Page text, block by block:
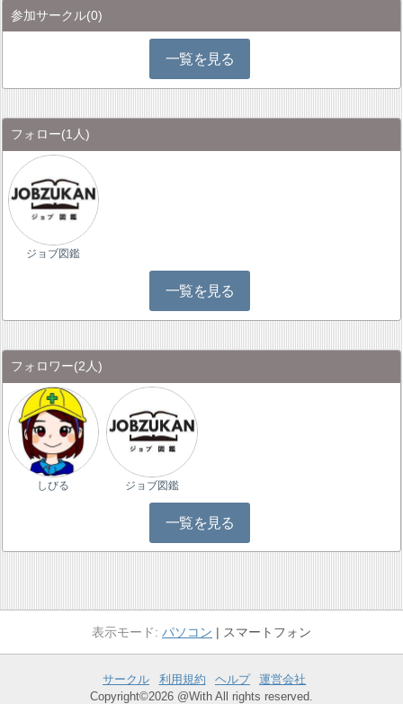
参加サークル(0)
一覧を見る
フォロー(1人)
ジョブ図鑑
一覧を見る
フォロワー(2人)
しびる ジョブ図鑑
一覧を見る
パソコン スマートフォン
サークル 利用規約 ヘルプ
運営会社
Copyright©2026 @With All rights reserved.